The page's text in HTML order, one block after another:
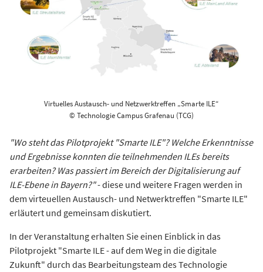
Virtuelles Austausch- und Netzwerktreffen „Smarte ILE“
© Technologie Campus Grafenau (TCG)
"Wo steht das Pilotprojekt "Smarte ILE"? Welche Erkenntnisse
und Ergebnisse konnten die teilnehmenden ILEs bereits
erarbeiten? Was passiert im Bereich der Digitalisierung auf
ILE-Ebene in Bayern?"- diese und weitere Fragen werden in
dem virteuellen Austausch- und Netwerktreffen "Smarte ILE"
erläutert und gemeinsam diskutiert.
In der Veranstaltung erhalten Sie einen Einblick in das
Pilotprojekt "Smarte ILE - auf dem Weg in die digitale
Zukunft" durch das Bearbeitungsteam des Technologie